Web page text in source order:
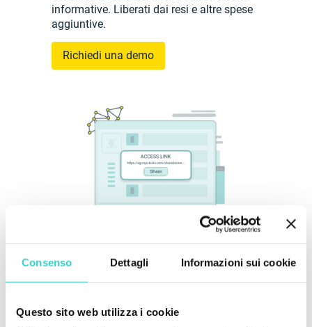
Consenso Dettagli Informazioni sui cookie
Questo sito web utilizza i cookie
informative. Liberati dai resi e altre spese
aggiuntive.
Richiedi una demo